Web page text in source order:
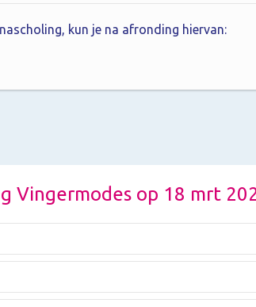
kun je na afronding hiervan:
Vingermodes op 18 mrt